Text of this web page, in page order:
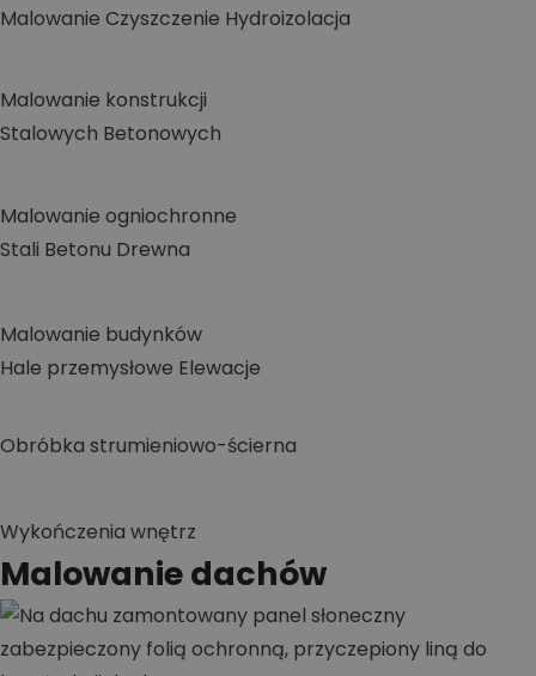
Malowanie Czyszczenie Hydroizolacja
Malowanie konstrukcji
Stalowych Betonowych
Malowanie ogniochronne
Stali Betonu Drewna
Malowanie budynków
Hale przemysłowe Elewacje
Obróbka strumieniowo-ścierna
Wykończenia wnętrz
Malowanie dachów